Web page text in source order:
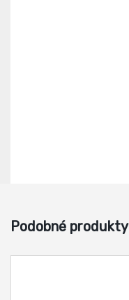
Podobné produkty